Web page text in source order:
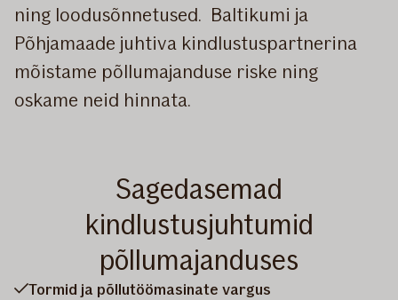
ning loodusõnnetused. Baltikumi ja
Põhjamaade juhtiva kindlustuspartnerina
mõistame põllumajanduse riske ning
oskame neid hinnata.
Sagedasemad
kindlustusjuhtumid
põllumajanduses
Tormid ja põllutöömasinate vargus